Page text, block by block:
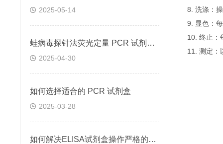
2025-05-14
蛙病毒探针法荧光定量 PCR 试剂盒定量定性检测
2025-04-30
如何选择适合的 PCR 试剂盒
2025-03-28
如何解决ELISA试剂盒操作严格的问题
8. 洗涤：
9. 显色：
10. 终止：
11. 测定：